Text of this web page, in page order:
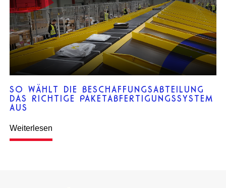
SO WÄHLT DIE BESCHAFFUNGSABTEILUNG
DAS RICHTIGE PAKETABFERTIGUNGSSYSTEM
AUS
Weiterlesen